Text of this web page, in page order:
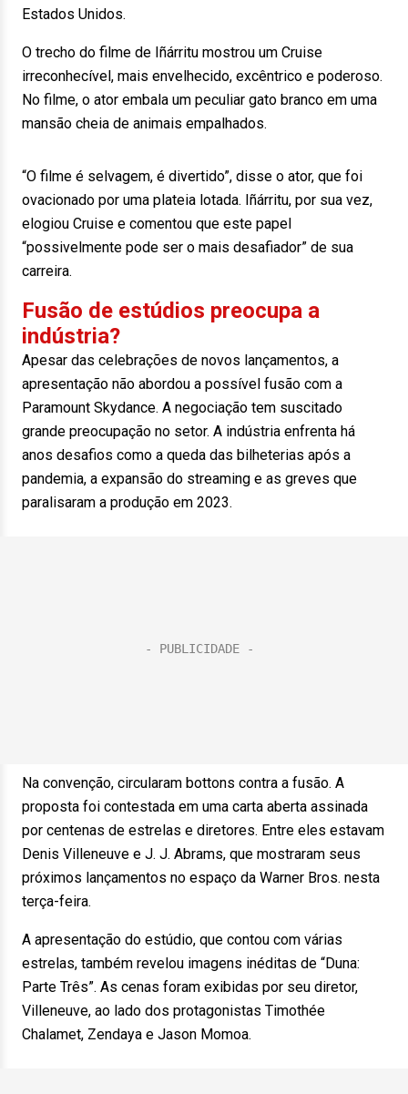
Estados Unidos.
O trecho do filme de Iñárritu mostrou um Cruise
irreconhecível, mais envelhecido, excêntrico e poderoso.
No filme, o ator embala um peculiar gato branco em uma
mansão cheia de animais empalhados.
“O filme é selvagem, é divertido”, disse o ator, que foi
ovacionado por uma plateia lotada. Iñárritu, por sua vez,
elogiou Cruise e comentou que este papel
“possivelmente pode ser o mais desafiador” de sua
carreira.
Fusão de estúdios preocupa a
indústria?
Apesar das celebrações de novos lançamentos, a
apresentação não abordou a possível fusão com a
Paramount Skydance. A negociação tem suscitado
grande preocupação no setor. A indústria enfrenta há
anos desafios como a queda das bilheterias após a
pandemia, a expansão do streaming e as greves que
paralisaram a produção em 2023.
Na convenção, circularam bottons contra a fusão. A
proposta foi contestada em uma carta aberta assinada
por centenas de estrelas e diretores. Entre eles estavam
Denis Villeneuve e J. J. Abrams, que mostraram seus
próximos lançamentos no espaço da Warner Bros. nesta
terça-feira.
A apresentação do estúdio, que contou com várias
estrelas, também revelou imagens inéditas de “Duna:
Parte Três”. As cenas foram exibidas por seu diretor,
Villeneuve, ao lado dos protagonistas Timothée
Chalamet, Zendaya e Jason Momoa.